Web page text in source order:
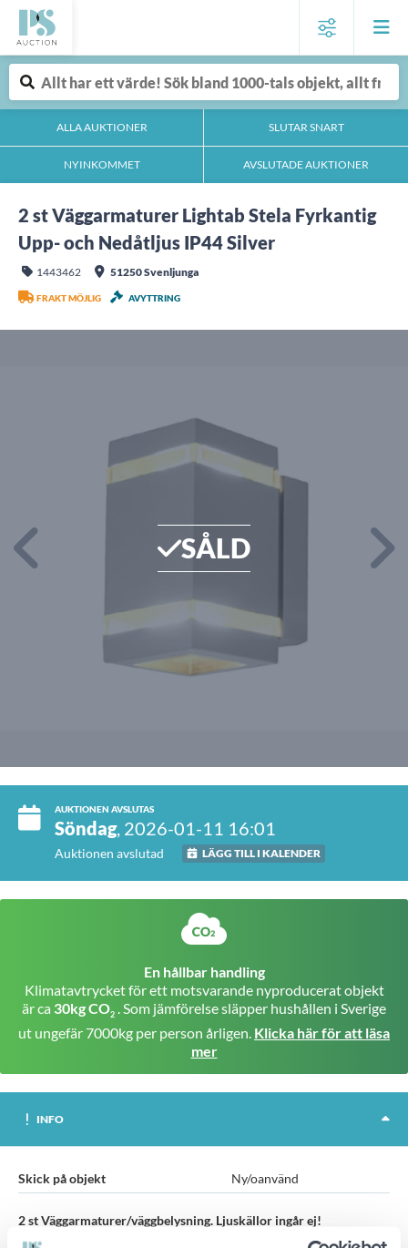
ALLA AUKTIONER SLUTAR SNART
NYINKOMMET AVSLUTADE AUKTIONER
2 st Väggarmaturer Lightab Stela Fyrkantig
Upp- och Nedåtljus IP44 Silver
1443462 51250 Svenljunga
FRAKT MÖJLIG AVYTTRING
SÅLD
AUKTIONEN AVSLUTAS
Söndag, 2026-01-11 16:01
Auktionen avslutad LÄGG TILL I KALENDER
En hållbar handling
Klimatavtrycket för ett motsvarande nyproducerat objekt
är ca 30kg CO2 . Som jämförelse släpper hushållen i Sverige
ut ungefär 7000kg per person årligen. Klicka här för att läsa
mer
INFO
Skick på objekt Ny/oanvänd
2 st Väggarmaturer/väggbelysning. Ljuskällor ingår ej!